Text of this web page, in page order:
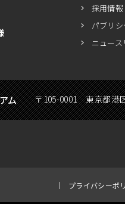
採用情報
パブリシ
ニュー
ム 〒105-0001 東京都港
プライバシーポ